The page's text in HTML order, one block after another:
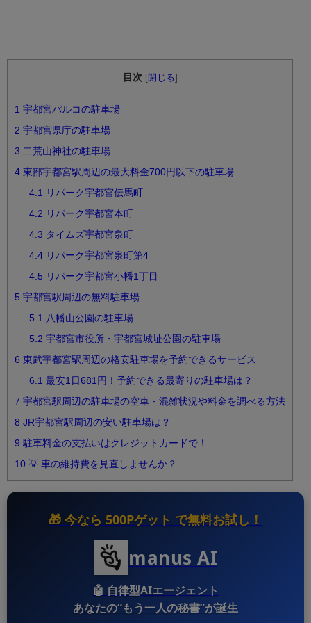
目次 閉じる
1 宇都宮パルコの駐車場
2 宇都宮県庁の駐車場
3 二荒山神社の駐車場
4 東部宇都宮駅周辺の最大料金700円以下の駐車場
4.1 リパーク宇都宮伝馬町
4.2 リパーク宇都宮本町
4.3 タイムズ宇都宮泉町
4.4 リパーク宇都宮泉町第4
4.5 リパーク宇都宮小幡1丁目
5 宇都宮駅周辺の無料駐車場
5.1 八幡山公園の駐車場
5.2 宇都宮市役所・宇都宮城址公園の駐車場
6 東武宇都宮駅周辺の格安駐車場を予約できるサービス
6.1 最安1日681円！予約できる最寄りの駐車場は？
7 宇都宮駅周辺の駐車場の空車・混雑状況や料金を調べる方法
8 JR宇都宮駅周辺の安い駐車場は？
9 駐車料金の支払いはクレジットカードで！
10 💡 車の維持費を見直しませんか？
🎁 今なら 500Pゲット で無料お試し！
manus AI
🤖 自律型AIエージェント
あなたの“もう一人の秘書”が誕生